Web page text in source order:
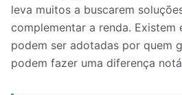
leva muitos a buscarem
complementar a renda. Existem
podem ser adotadas por quem
podem fazer uma diferença